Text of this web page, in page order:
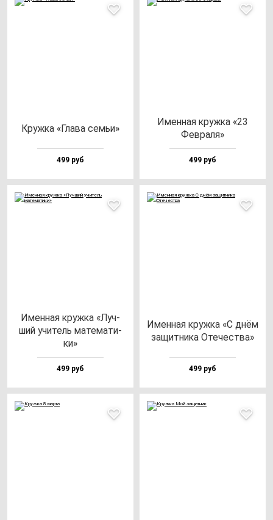
Круж­ка «Гла­ва cемьи»
499 руб
Имен­ная круж­ка «23
Фев­ра­ля»
499 руб
Имен­ная круж­ка «Луч­
ший учи­тель ма­те­ма­ти­
ки»
499 руб
Имен­ная круж­ка «С днём
за­щит­ни­ка Оте­чес­тва»
499 руб